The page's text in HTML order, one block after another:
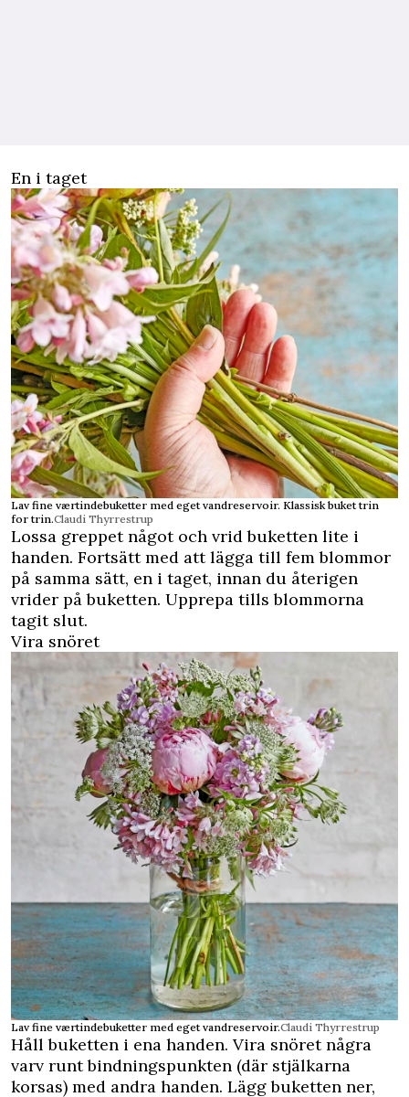
En i taget
Lav fine værtindebuketter med eget vandreservoir. Klassisk buket trin
for trin.Claudi Thyrrestrup
Lossa greppet något och vrid buketten lite i
handen. Fortsätt med att lägga till fem blommor
på samma sätt, en i taget, innan du återigen
vrider på buketten. Upprepa tills blommorna
tagit slut.
Vira snöret
Lav fine værtindebuketter med eget vandreservoir.Claudi Thyrrestrup
Håll buketten i ena handen. Vira snöret några
varv runt bindningspunkten (där stjälkarna
korsas) med andra handen. Lägg buketten ner,